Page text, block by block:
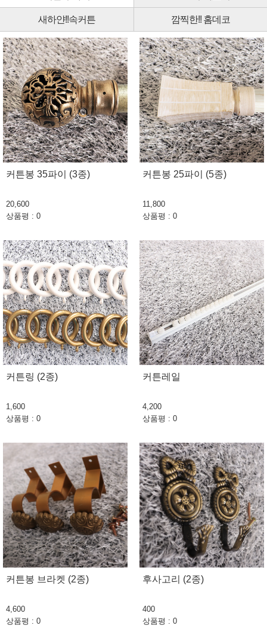
새하얀!!속커튼 깜찍한!! 홈데코
커튼봉 35파이 (3종)
20,600
상품평 : 0
커튼봉 25파이 (5종)
11,800
상품평 : 0
커튼링 (2종)
1,600
상품평 : 0
커튼레일
4,200
상품평 : 0
커튼봉 브라켓 (2종)
4,600
상품평 : 0
후사고리 (2종)
400
상품평 : 0